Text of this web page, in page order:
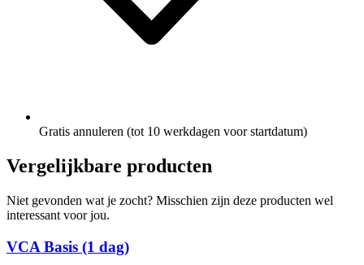
Gratis annuleren (tot 10 werkdagen voor startdatum)
Vergelijkbare producten
Niet gevonden wat je zocht? Misschien zijn deze producten wel
interessant voor jou.
VCA Basis (1 dag)